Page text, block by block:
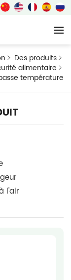
Des produits
alimentaire
température
l'air